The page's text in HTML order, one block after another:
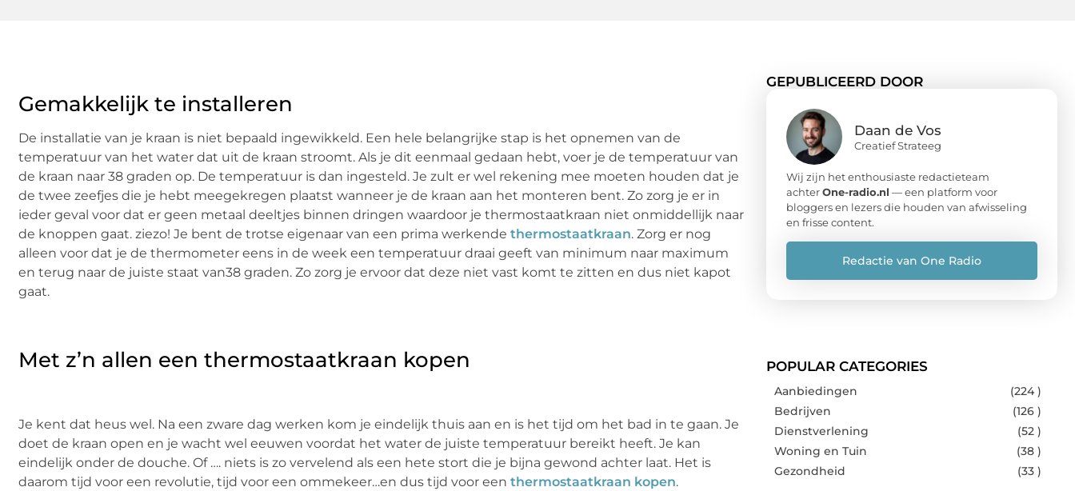
Gemakkelijk te installeren
De installatie van je kraan is niet bepaald ingewikkeld. Een hele belangrijke stap is het opnemen van de
temperatuur van het water dat uit de kraan stroomt. Als je dit eenmaal gedaan hebt, voer je de temperatuur van
de kraan naar 38 graden op. De temperatuur is dan ingesteld. Je zult er wel rekening mee moeten houden dat je
de twee zeefjes die je hebt meegekregen plaatst wanneer je de kraan aan het monteren bent. Zo zorg je er in
ieder geval voor dat er geen metaal deeltjes binnen dringen waardoor je thermostaatkraan niet onmiddellijk naar
de knoppen gaat. ziezo! Je bent de trotse eigenaar van een prima werkende thermostaatkraan. Zorg er nog
alleen voor dat je de thermometer eens in de week een temperatuur draai geeft van minimum naar maximum
en terug naar de juiste staat van38 graden. Zo zorg je ervoor dat deze niet vast komt te zitten en dus niet kapot
gaat.
Met z’n allen een thermostaatkraan kopen
Je kent dat heus wel. Na een zware dag werken kom je eindelijk thuis aan en is het tijd om het bad in te gaan. Je
doet de kraan open en je wacht wel eeuwen voordat het water de juiste temperatuur bereikt heeft. Je kan
eindelijk onder de douche. Of …. niets is zo vervelend als een hete stort die je bijna gewond achter laat. Het is
daarom tijd voor een revolutie, tijd voor een ommekeer…en dus tijd voor een thermostaatkraan kopen.
GEPUBLICEERD DOOR
Daan de Vos
Creatief Strateeg
Wij zijn het enthousiaste redactieteam
achterOne-radio.nl — een platform voor
bloggers en lezers die houden van afwisseling
en frisse content.
Redactie van One Radio
POPULAR CATEGORIES
Aanbiedingen
(224 )
Bedrijven
(126 )
Dienstverlening
(52 )
Woning en Tuin
(38 )
Gezondheid
(33 )